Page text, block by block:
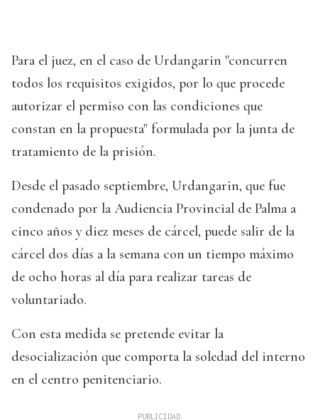
Para el juez, en el caso de Urdangarin "concurren
todos los requisitos exigidos, por lo que procede
autorizar el permiso con las condiciones que
constan en la propuesta" formulada por la junta de
tratamiento de la prisión.
Desde el pasado septiembre, Urdangarin, que fue
condenado por la Audiencia Provincial de Palma a
cinco años y diez meses de cárcel, puede salir de la
cárcel dos días a la semana con un tiempo máximo
de ocho horas al día para realizar tareas de
voluntariado.
Con esta medida se pretende evitar la
desocialización que comporta la soledad del interno
en el centro penitenciario.